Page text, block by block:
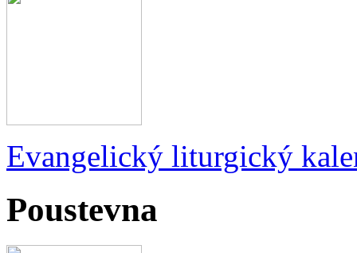
Evangelický liturgický
Poustevna